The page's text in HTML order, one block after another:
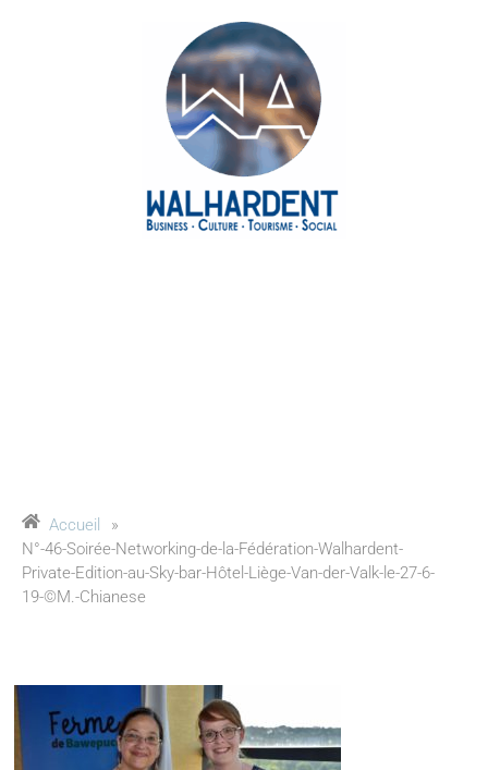
Accueil
»
N°-46-Soirée-Networking-de-la-Fédération-Walhardent-
Private-Edition-au-Sky-bar-Hôtel-Liège-Van-der-Valk-le-27-6-
19-©M.-Chianese